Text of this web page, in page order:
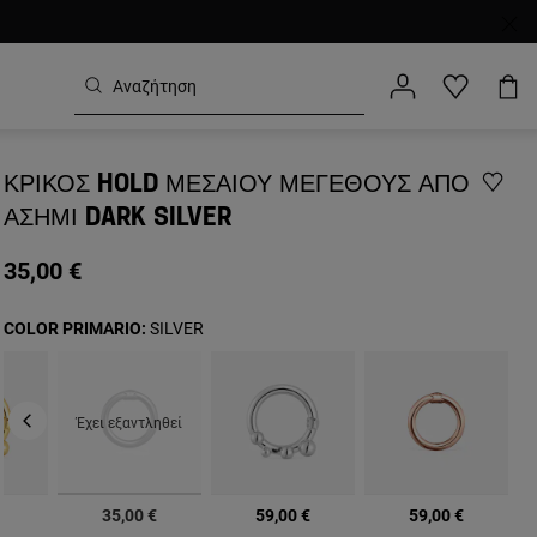
ΚΡΊΚΟΣ HOLD ΜΕΣΑΊΟΥ ΜΕΓΈΘΟΥΣ ΑΠΌ
ΑΣΉΜΙ DARK SILVER
35,00 €
Έχει εξαντληθεί
επιλεγμένα
35,00 € 59,00 € 59,00 €
COLOR PRIMARIO: SILVER